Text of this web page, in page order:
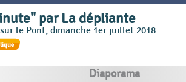
par La dépliante
le Pont, dimanche 1er juillet 2018
Diaporama